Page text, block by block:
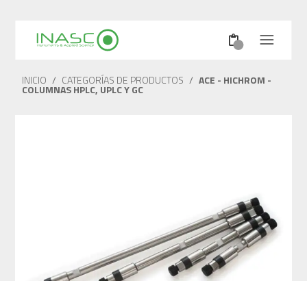
INICIO / CATEGORÍAS DE PRODUCTOS / ACE - HICHROM -
COLUMNAS HPLC, UPLC Y GC